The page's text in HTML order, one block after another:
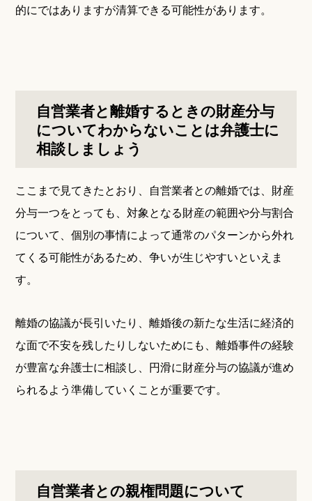
的にではありますが清算できる可能性があります。
自営業者と離婚するときの財産分与
についてわからないことは弁護士に
相談しましょう
ここまで見てきたとおり、自営業者との離婚では、財産
分与一つをとっても、対象となる財産の範囲や分与割合
について、個別の事情によって通常のパターンから外れ
てくる可能性があるため、争いが生じやすいといえま
す。
離婚の協議が長引いたり、離婚後の新たな生活に経済的
な面で不安を残したりしないためにも、離婚事件の経験
が豊富な弁護士に相談し、円滑に財産分与の協議が進め
られるよう準備していくことが重要です。
自営業者との親権問題について